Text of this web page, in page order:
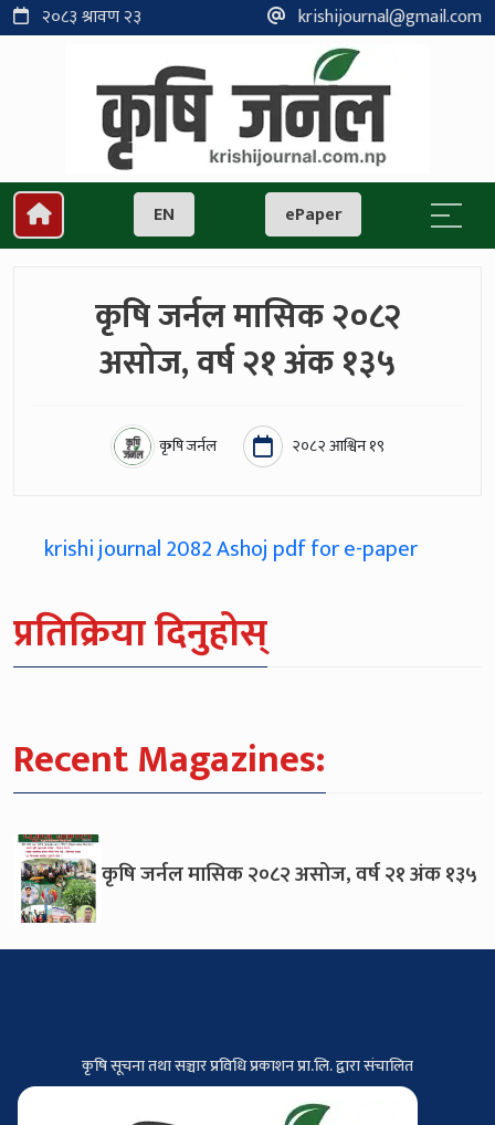
२०८३ श्रावण २३ krishijournal@gmail.com
EN ePaper
कृषि जर्नल मासिक २०८२
असोज, वर्ष २१ अंक १३५
कृषि जर्नल २०८२ आश्विन १९
krishi journal 2082 Ashoj pdf for e-paper
प्रतिक्रिया दिनुहोस्
Recent Magazines:
कृषि जर्नल मासिक २०८२ असोज, वर्ष २१ अंक १३५
कृषि सूचना तथा सञ्चार प्रविधि प्रकाशन प्रा.लि. द्वारा संचालित